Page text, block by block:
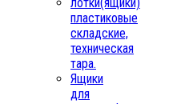
пластиковые
складские,
техническая
тара.
Ящики
для